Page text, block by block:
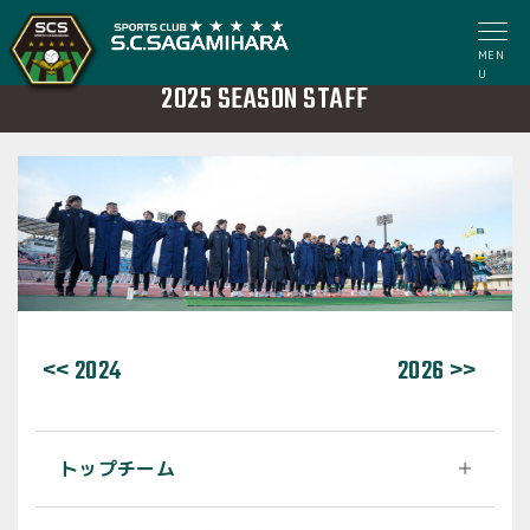
MEN
U
2025 SEASON STAFF
<< 2024 2026 >>
トップチーム